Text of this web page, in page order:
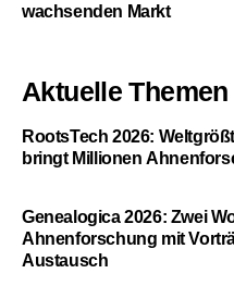
wachsenden Markt
Aktuelle Themen
RootsTech 2026:
bringt Millionen
Genealogica 2026: Zwei
Ahnenforschung mit
Austausch